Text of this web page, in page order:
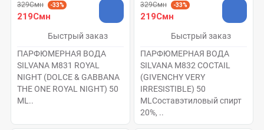
329Смн -33%
219Смн
Быстрый заказ
ПАРФЮМЕРНАЯ ВОДА
SILVANA M831 ROYAL
NIGHT (DOLCE & GABBANA
THE ONE ROYAL NIGHT) 50
ML..
329Смн -33%
219Смн
Быстрый заказ
ПАРФЮМЕРНАЯ ВОДА
SILVANA M832 COCTAIL
(GIVENCHY VERY
IRRESISTIBLE) 50
MLСоставэтиловый спирт
20%, ..